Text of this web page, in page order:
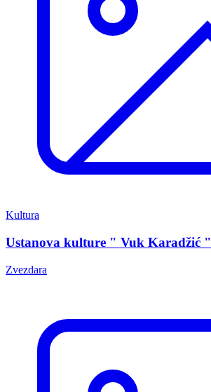
Kultura
Ustanova kulture " Vuk Karadžić "
Zvezdara